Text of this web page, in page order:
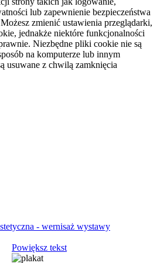
lub zapewnienie bezpieczeństwa
zmienić ustawienia przeglądarki,
jednakże niektóre funkcjonalności
Niezbędne pliki cookie nie są
na komputerze lub innym
usuwane z chwilą zamknięcia
- wernisaż wystawy
Powiększ tekst